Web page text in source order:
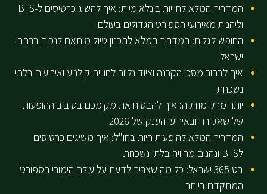
המדריך המלא לחוויות בינלאומיות: איך להשיג כרטיסים ל-BTS
וליהנות מאירועי הספורט הגדולים בעולם
החופש לגלות: המדריך המלא לתכנון טיול מותאם לנכים ברחבי
ישראל
איך לבחור מסכי הקרנה וציוד נלווה לחוויית קולנוע ואירועים בלתי
נשכחת
יותר מרק מוזיקה: איך להבטיח את מקומכם בסיבוב ההופעות
של שאקירה ובאירועי הענק של 2026
המדריך המלא להופעות חיות בחו"ל: איך משיגים כרטיסים
לBTS ונהנים מחוויה בלתי נשכחת
בט 365 ישראל: כל מה שצריך לדעת על עולם הימורי הספורט
המתקדם ביותר